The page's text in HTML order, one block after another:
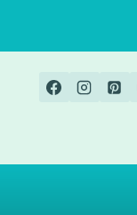
contenuto